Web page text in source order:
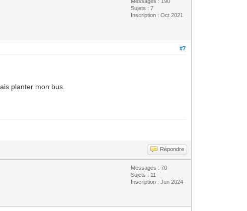
Sujets : 7
Inscription : Oct 2021
#7
planter mon bus.
Répondre
Messages : 70
Sujets : 11
Inscription : Jun 2024